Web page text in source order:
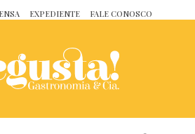
EXPEDIENTE FALE CONOSCO